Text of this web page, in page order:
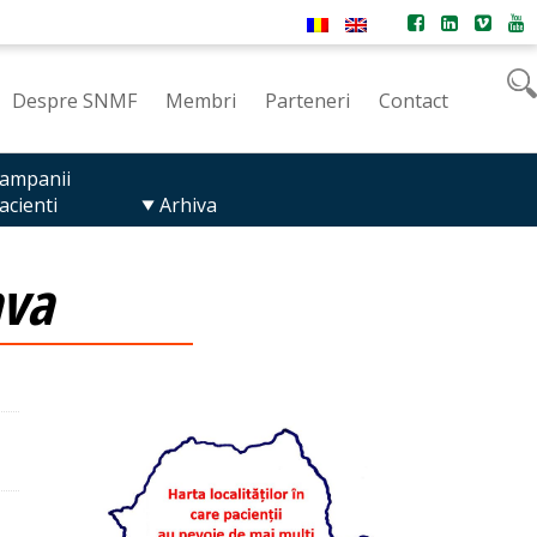
Despre SNMF Membri Parteneri Contact
Arhiva